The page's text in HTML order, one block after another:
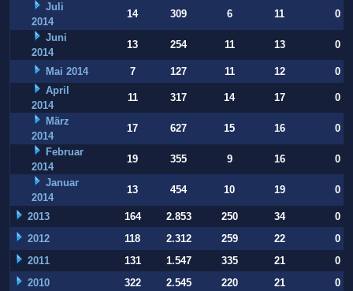
Juli
2014
14 309 6 11
0
Juni
2014
13 254 11 13 0
Mai 2014 7 127 11 12
0
April
2014
11 317 14 17
0
März
2014
17 627 15 16
0
Februar
2014
19 355 9 16
0
Januar
2014
13 454 10 19 0
2013 164 2.853 250 34
0
2012
118 2.312 259 22
0
2011
131 1.547 335 21
0
2010
322 2.545 220 21 0